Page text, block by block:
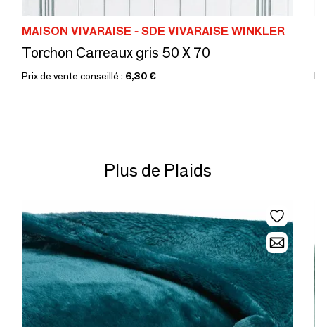
MAISON VIVARAISE - SDE VIVARAISE WINKLER
Torchon Carreaux gris 50 X 70
Prix de vente conseillé : 6,30 €
Plus de Plaids